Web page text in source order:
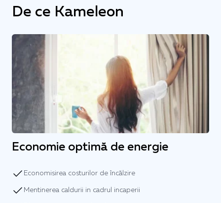
De ce Kameleon
Economie optimă de energie
Economisirea costurilor de încălzire
Mentinerea caldurii in cadrul incaperii